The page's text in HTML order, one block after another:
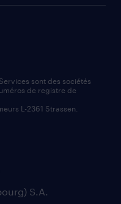
S.A.
sont des sociétés
de registre de
L-2361 Strassen.